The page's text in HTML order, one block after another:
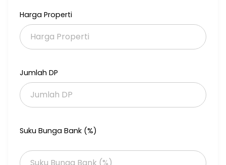
tambahan
Harga jual : 1,6M
HP & WA : 082112746079
RE/MAX Premier JGC
Specialist area Jakarta Garden City
Dapatkan Unit & Harga terbaik hanya di RE/MAX
Harga Properti
Jumlah DP
Suku Bunga Bank (%)